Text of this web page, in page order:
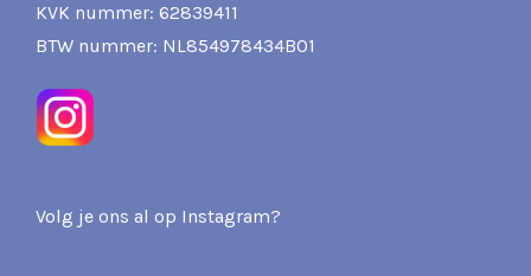
KVK nummer: 62839411
BTW nummer: NL854978434B01
Volg je ons al op Instagram?